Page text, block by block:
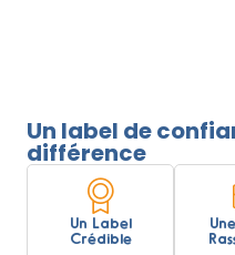
Un label de
différence
Un Label
Crédible